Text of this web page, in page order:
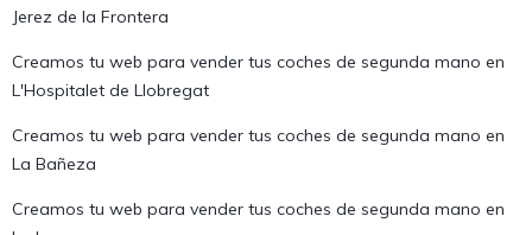
Jerez de la Frontera
Creamos tu web para vender tus coches de segunda mano en
L'Hospitalet de Llobregat
Creamos tu web para vender tus coches de segunda mano en
La Bañeza
Creamos tu web para vender tus coches de segunda mano en